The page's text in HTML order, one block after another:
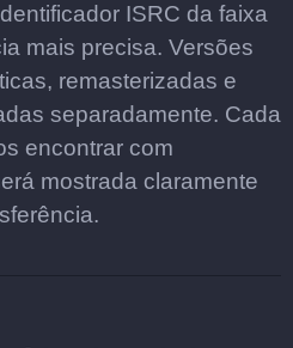
ISRC da faixa
mais precisa. Versões
remasterizadas e
separadamente. Cada
encontrar com
mostrada claramente